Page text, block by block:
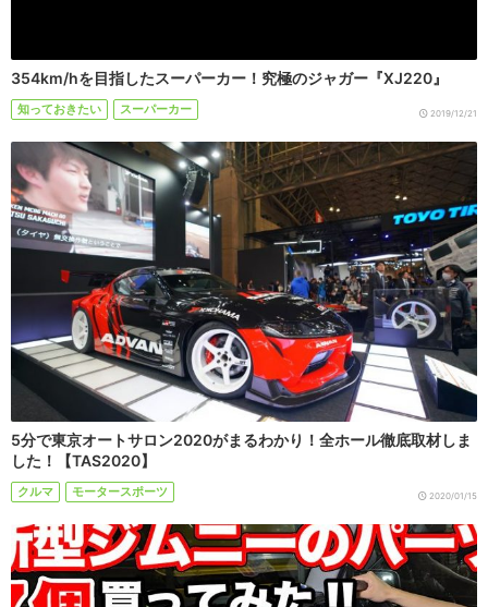
354km/hを目指したスーパーカー！究極のジャガー『XJ220』
知っておきたい スーパーカー 2019/12/21
5分で東京オートサロン2020がまるわかり！全ホール徹底取材しま
した！【TAS2020】
クルマ モータースポーツ 2020/01/15